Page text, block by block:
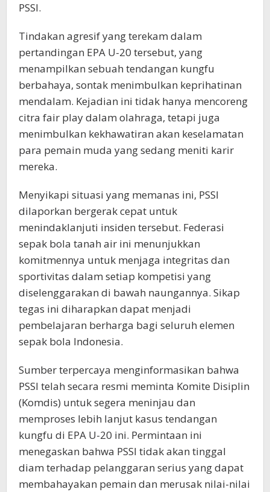
PSSI.
Tindakan agresif yang terekam dalam
pertandingan EPA U-20 tersebut, yang
menampilkan sebuah tendangan kungfu
berbahaya, sontak menimbulkan keprihatinan
mendalam. Kejadian ini tidak hanya mencoreng
citra fair play dalam olahraga, tetapi juga
menimbulkan kekhawatiran akan keselamatan
para pemain muda yang sedang meniti karir
mereka.
Menyikapi situasi yang memanas ini, PSSI
dilaporkan bergerak cepat untuk
menindaklanjuti insiden tersebut. Federasi
sepak bola tanah air ini menunjukkan
komitmennya untuk menjaga integritas dan
sportivitas dalam setiap kompetisi yang
diselenggarakan di bawah naungannya. Sikap
tegas ini diharapkan dapat menjadi
pembelajaran berharga bagi seluruh elemen
sepak bola Indonesia.
Sumber terpercaya menginformasikan bahwa
PSSI telah secara resmi meminta Komite Disiplin
(Komdis) untuk segera meninjau dan
memproses lebih lanjut kasus tendangan
kungfu di EPA U-20 ini. Permintaan ini
menegaskan bahwa PSSI tidak akan tinggal
diam terhadap pelanggaran serius yang dapat
membahayakan pemain dan merusak nilai-nilai